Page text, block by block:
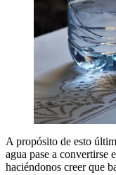
A propósito de esto
agua pase a convertirse
haciéndonos creer que